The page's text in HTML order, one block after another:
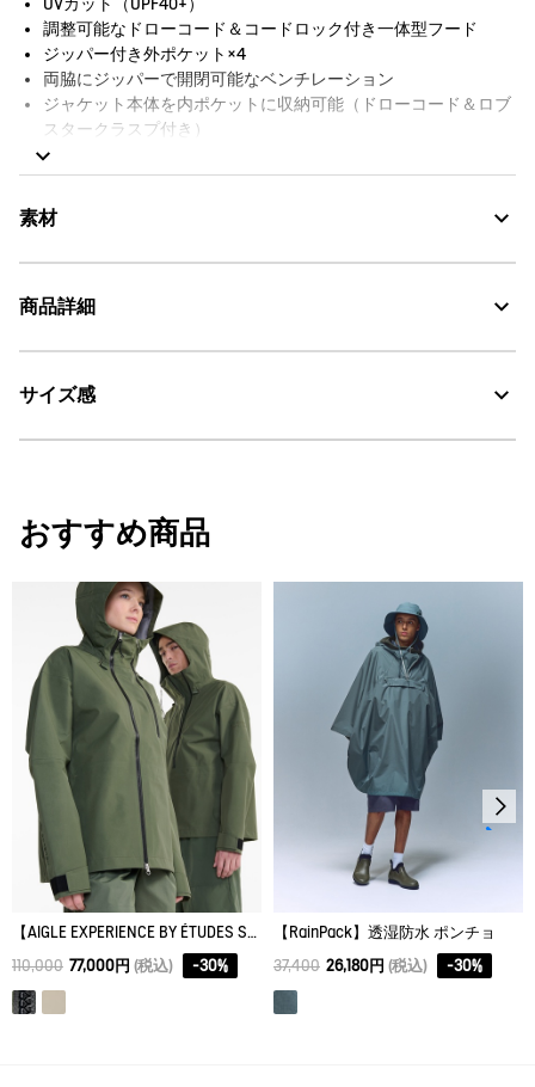
調整可能なドローコード＆コードロック付き一体型フード
ジッパー付き外ポケット×4
両脇にジッパーで開閉可能なベンチレーション
ジャケット本体を内ポケットに収納可能（ドローコード＆ロブ
スタークラスプ付き）
リフレクションプリント（フード後部と収納用ポーチに配置）
Aigleロゴプリント＆バードロゴ
防水シーム
前面はシリコンプラー付きの2WAY撥水ジッパー仕様
持つ商品）
素材
優れた防水性と透湿性を兼ね備えたMTDリサイクルポリエステル
商品詳細
・色：マレ (003)
サイズ感
L/XL
M/L
S/M 65
XS/S 39 63
おすすめ商品
【AIGLE EXPERIENCE BY ÉTUDES STUDIO】 ゴアテックス 3レイヤーフーデッドジャケット
110,000 77,000円 (税込) -30%
【RainPack】透湿防水 ポンチョ
37,400 26,180円 (税込) -30%